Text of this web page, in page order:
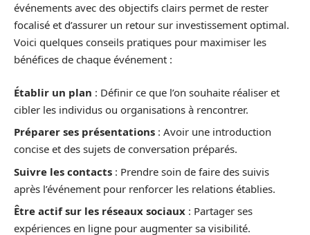
événements avec des objectifs clairs permet de rester
focalisé et d’assurer un retour sur investissement optimal.
Voici quelques conseils pratiques pour maximiser les
bénéfices de chaque événement :
Établir un plan : Définir ce que l’on souhaite réaliser et
cibler les individus ou organisations à rencontrer.
Préparer ses présentations : Avoir une introduction
concise et des sujets de conversation préparés.
Suivre les contacts : Prendre soin de faire des suivis
après l’événement pour renforcer les relations établies.
Être actif sur les réseaux sociaux : Partager ses
expériences en ligne pour augmenter sa visibilité.